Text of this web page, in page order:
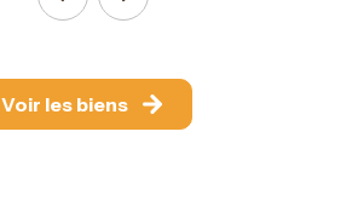
Voir les biens